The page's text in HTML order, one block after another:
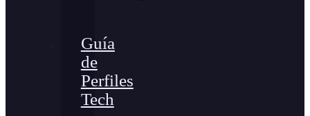
Guía
de
Perfiles
Tech